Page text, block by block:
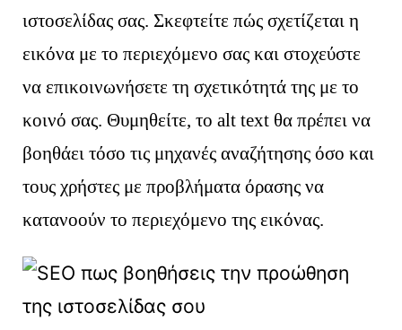
ιστοσελίδας σας. Σκεφτείτε πώς σχετίζεται η
εικόνα με το περιεχόμενο σας και στοχεύστε
να επικοινωνήσετε τη σχετικότητά της με το
κοινό σας. Θυμηθείτε, το alt text θα πρέπει να
βοηθάει τόσο τις μηχανές αναζήτησης όσο και
τους χρήστες με προβλήματα όρασης να
κατανοούν το περιεχόμενο της εικόνας.